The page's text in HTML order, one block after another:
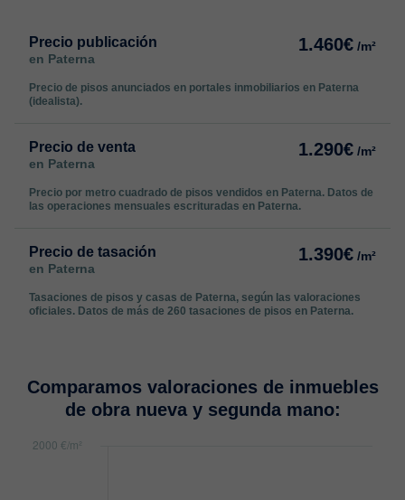
Precio publicación
en Paterna
1.460€ /m²
Precio de pisos anunciados en portales inmobiliarios en Paterna
(idealista).
Precio de venta
en Paterna
1.290€ /m²
Precio por metro cuadrado de pisos vendidos en Paterna. Datos de
las operaciones mensuales escrituradas en Paterna.
Precio de tasación
en Paterna
1.390€ /m²
Tasaciones de pisos y casas de Paterna, según las valoraciones
oficiales. Datos de más de 260 tasaciones de pisos en Paterna.
Comparamos valoraciones de inmuebles
de obra nueva y segunda mano: